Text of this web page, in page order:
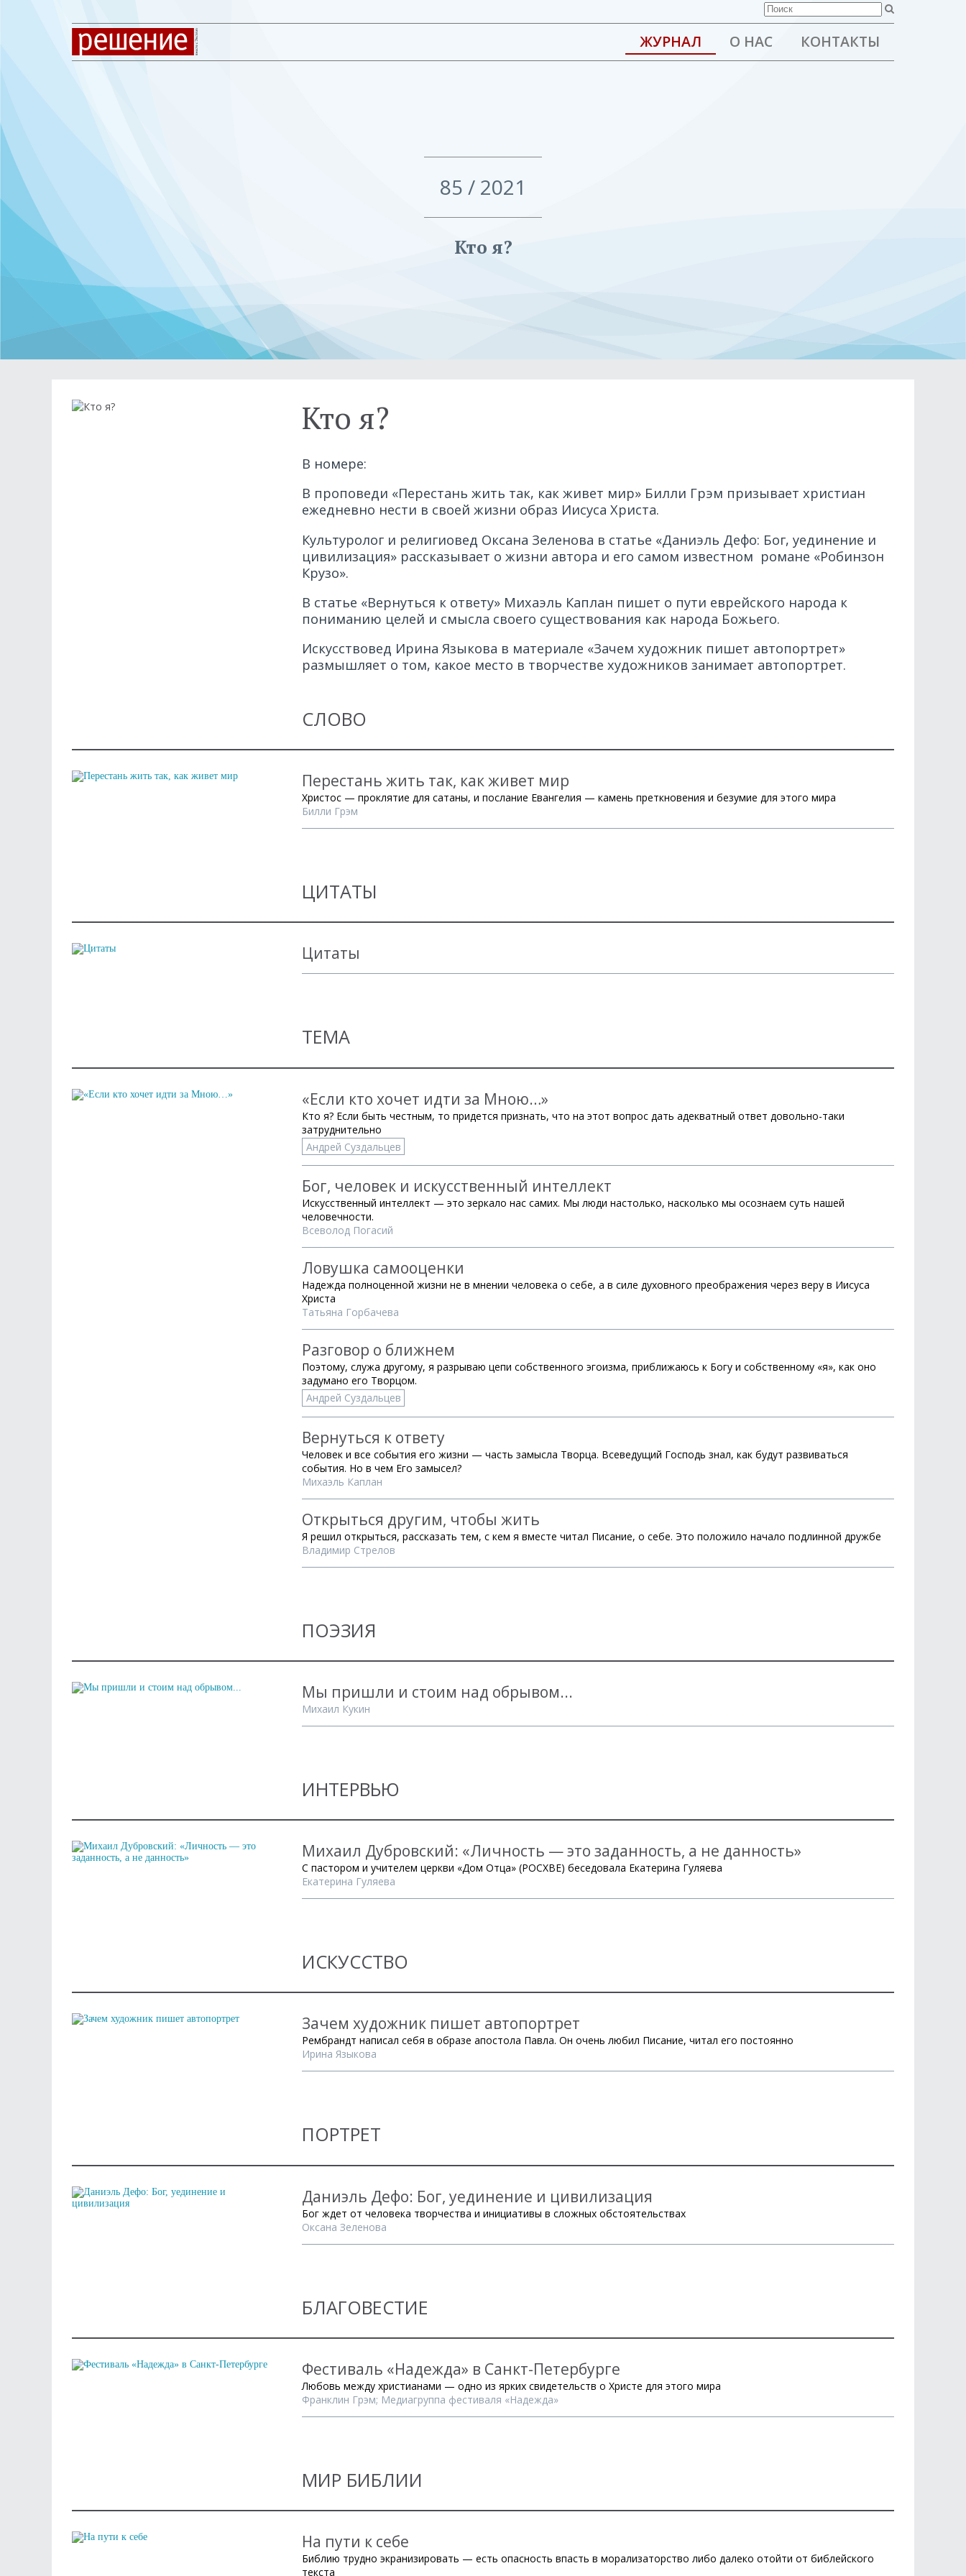
ЖУРНАЛ О НАС КОНТАКТЫ
85 / 2021
Кто я?
Кто я?
В номере:
В проповеди «Перестань жить так, как живет мир» Билли Грэм призывает христиан
ежедневно нести в своей жизни образ Иисуса Христа.
Культуролог и религиовед Оксана Зеленова в статье «Даниэль Дефо: Бог, уединение и
цивилизация» рассказывает о жизни автора и его самом известном романе «Робинзон
Крузо».
В статье «Вернуться к ответу» Михаэль Каплан пишет о пути еврейского народа к
пониманию целей и смысла своего существования как народа Божьего.
Искусствовед Ирина Языкова в материале «Зачем художник пишет автопортрет»
размышляет о том, какое место в творчестве художников занимает автопортрет.
СЛОВО
Перестань жить так, как живет мир
Христос — проклятие для сатаны, и послание Евангелия — камень преткновения и безумие для этого мира
Билли Грэм
ЦИТАТЫ
Цитаты
ТЕМА
«Если кто хочет идти за Мною…»
Кто я? Если быть честным, то придется признать, что на этот вопрос дать адекватный ответ довольно-таки
затруднительно
Андрей Суздальцев
Бог, человек и искусственный интеллект
Искусственный интеллект — это зеркало нас самих. Мы люди настолько, насколько мы осознаем суть нашей
человечности.
Всеволод Погасий
Ловушка самооценки
Надежда полноценной жизни не в мнении человека о себе, а в силе духовного преображения через веру в Иисуса
Христа
Татьяна Горбачева
Разговор о ближнем
Поэтому, служа другому, я разрываю цепи собственного эгоизма, приближаюсь к Богу и собственному «я», как оно
задумано его Творцом.
Андрей Суздальцев
Вернуться к ответу
Человек и все события его жизни — часть замысла Творца. Всеведущий Господь знал, как будут развиваться
события. Но в чем Его замысел?
Михаэль Каплан
Открыться другим, чтобы жить
Я решил открыться, рассказать тем, с кем я вместе читал Писание, о себе. Это положило начало подлинной дружбе
Владимир Стрелов
ПОЭЗИЯ
Мы пришли и стоим над обрывом...
Михаил Кукин
ИНТЕРВЬЮ
Михаил Дубровский: «Личность — это заданность, а не данность»
С пастором и учителем церкви «Дом Отца» (РОСХВЕ) беседовала Екатерина Гуляева
Екатерина Гуляева
ИСКУССТВО
Зачем художник пишет автопортрет
Рембрандт написал себя в образе апостола Павла. Он очень любил Писание, читал его постоянно
Ирина Языкова
ПОРТРЕТ
Даниэль Дефо: Бог, уединение и цивилизация
Бог ждет от человека творчества и инициативы в сложных обстоятельствах
Оксана Зеленова
БЛАГОВЕСТИЕ
Фестиваль «Надежда» в Санкт-Петербурге
Любовь между христианами — одно из ярких свидетельств о Христе для этого мира
Франклин Грэм; Медиагруппа фестиваля «Надежда»
МИР БИБЛИИ
На пути к себе
Библию трудно экранизировать — есть опасность впасть в морализаторство либо далеко отойти от библейского
текста